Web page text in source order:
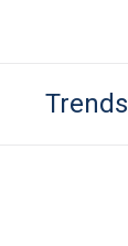
Trends